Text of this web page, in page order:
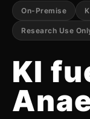
On-Premise
Research Use
KI